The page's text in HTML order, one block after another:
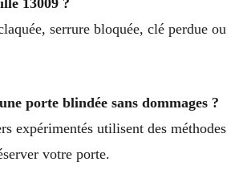
serrure bloquée, clé perdue ou
porte blindée sans dommages ?
expérimentés utilisent des méthodes
votre porte.